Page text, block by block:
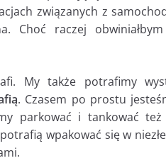
związanych z
Choć raczej
My także potrafimy
. Czasem po prostu
parkować i tankować też
wpakować się w